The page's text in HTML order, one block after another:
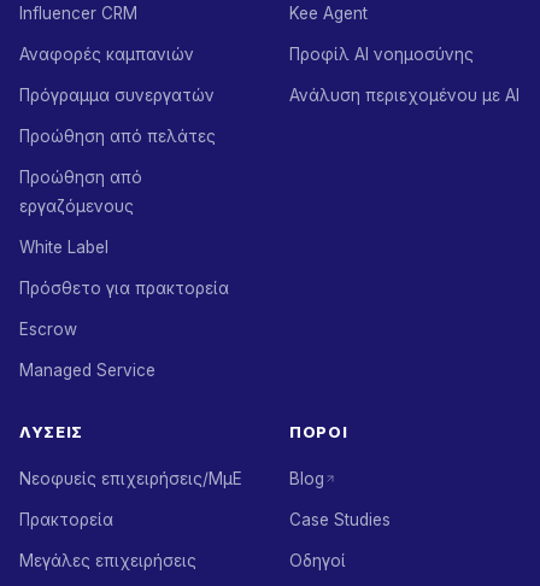
Influencer CRM
Αναφορές καμπανιών
Πρόγραμμα συνεργατών
Προώθηση από πελάτες
Προώθηση από
εργαζόμενους
White Label
Πρόσθετο για πρακτορεία
Escrow
Managed Service
Kee Agent
Προφίλ AI νοημοσύνης
Ανάλυση περιεχομένου με AI
ΛΎΣΕΙΣ
Νεοφυείς επιχειρήσεις/ΜμΕ
Πρακτορεία
Μεγάλες επιχειρήσεις
ΠΌΡΟΙ
Blog
Case Studies
Οδηγοί